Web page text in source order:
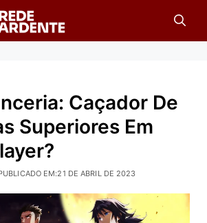
Caçador De
Superiores Em
EM:21 DE ABRIL DE 2023